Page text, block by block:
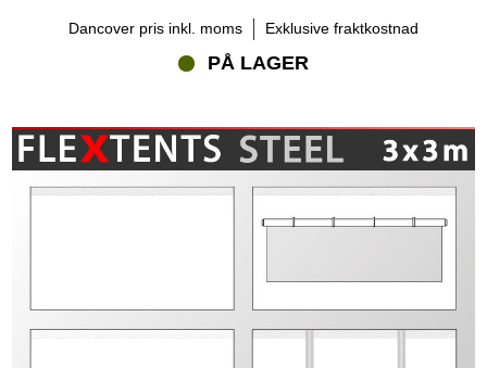
Dancover pris inkl. moms Exklusive fraktkostnad
PÅ LAGER